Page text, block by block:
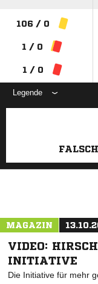
106 / 0
1 / 0
1 / 0
Legende
MAGAZIN
VIDEO:
INITIATIVE
Die Initiative für mehr